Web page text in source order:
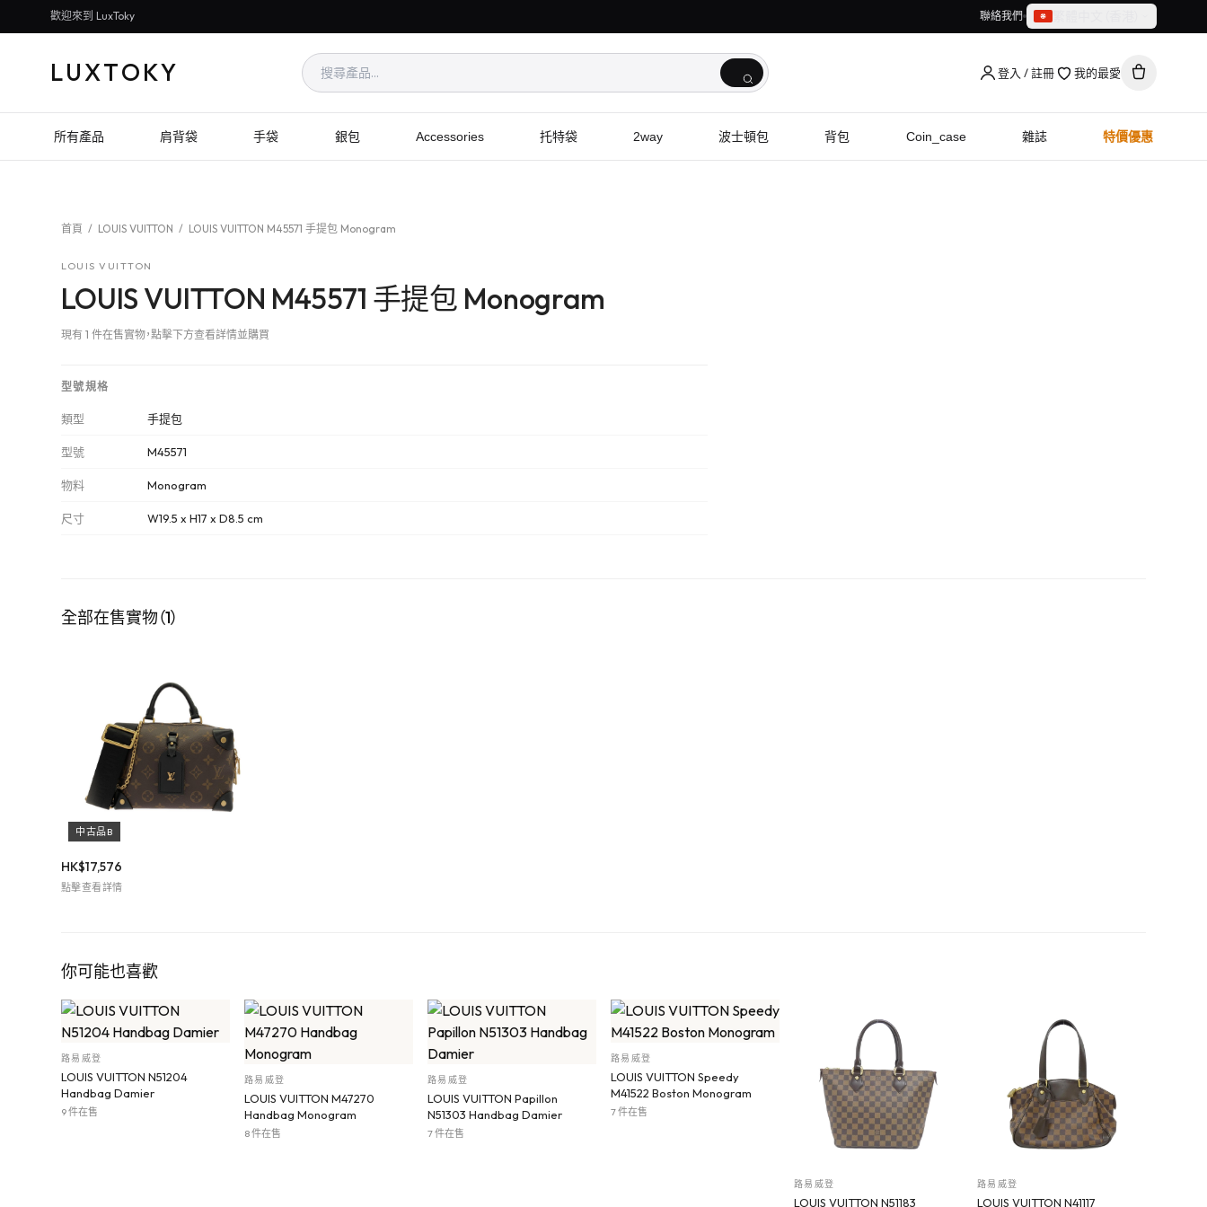
歡迎來到 LuxToky 聯絡我們
繁體中文（香港）
LUXTOKY 登入 / 註冊 我的最愛
所有產品 肩背袋 手袋 銀包 Accessories 托特袋 2way 波士頓包 背包 Coin_case 雜誌 特價優惠
首頁 / LOUIS VUITTON / LOUIS VUITTON M45571 手提包 Monogram
LOUIS VUITTON
LOUIS VUITTON M45571 手提包 Monogram
現有 1 件在售實物，點擊下方查看詳情並購買
型號規格
類型 手提包
型號 M45571
物料 Monogram
尺寸 W19.5 x H17 x D8.5 cm
全部在售實物（1）
中古品B
HK$17,576
點擊查看詳情
你可能也喜歡
路易威登
LOUIS VUITTON N51204
Handbag Damier
9 件在售
路易威登
LOUIS VUITTON M47270
Handbag Monogram
8 件在售
路易威登
LOUIS VUITTON Papillon
N51303 Handbag Damier
7 件在售
路易威登
LOUIS VUITTON Speedy
M41522 Boston Monogram
7 件在售
路易威登
LOUIS VUITTON N51183
路易威登
LOUIS VUITTON N41117